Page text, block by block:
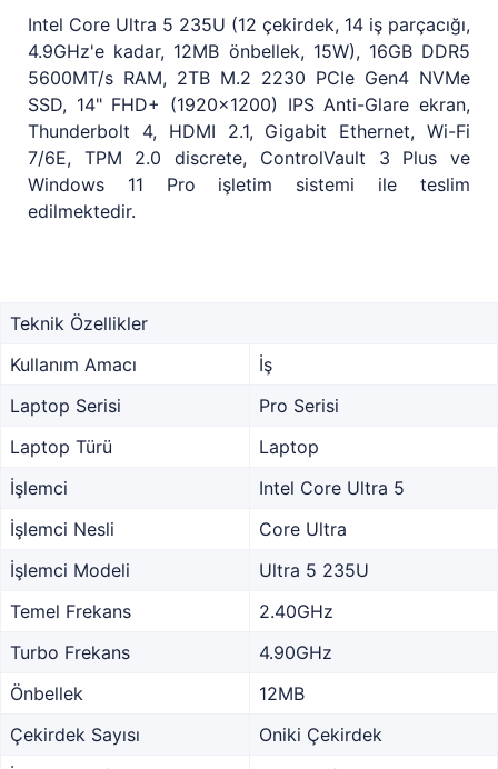
Intel Core Ultra 5 235U (12 çekirdek, 14 iş parçacığı,
4.9GHz'e kadar, 12MB önbellek, 15W), 16GB DDR5
5600MT/s RAM, 2TB M.2 2230 PCIe Gen4 NVMe
SSD, 14" FHD+ (1920x1200) IPS Anti-Glare ekran,
Thunderbolt 4, HDMI 2.1, Gigabit Ethernet, Wi-Fi
7/6E, TPM 2.0 discrete, ControlVault 3 Plus ve
Windows 11 Pro işletim sistemi ile teslim
edilmektedir.
Teknik Özellikler
Kullanım Amacı
İş
Laptop Serisi
Pro Serisi
Laptop Türü
Laptop
İşlemci
Intel Core Ultra 5
İşlemci Nesli
Core Ultra
İşlemci Modeli
Ultra 5 235U
Temel Frekans
2.40GHz
Turbo Frekans
4.90GHz
Önbellek
12MB
Çekirdek Sayısı
Oniki Çekirdek